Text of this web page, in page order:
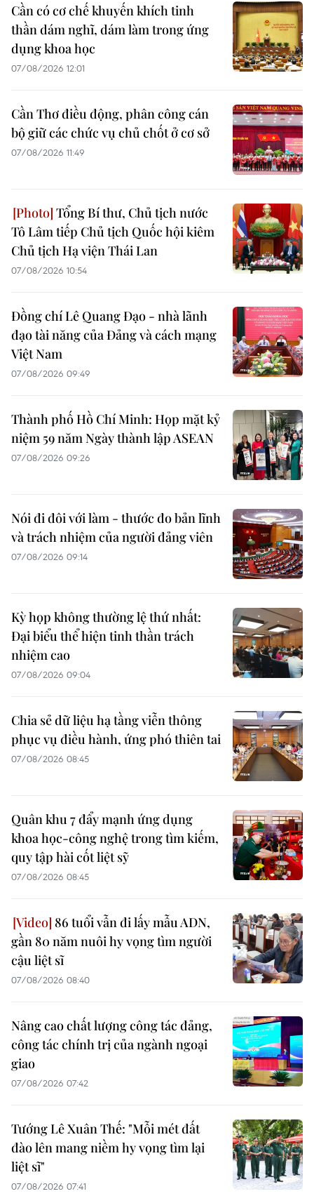
Cần có cơ chế khuyến khích tinh
thần dám nghĩ, dám làm trong ứng
dụng khoa học
07/08/2026 12:01
Cần Thơ điều động, phân công cán
bộ giữ các chức vụ chủ chốt ở cơ sở
07/08/2026 11:49
Tổng Bí thư, Chủ tịch nước
Tô Lâm tiếp Chủ tịch Quốc hội kiêm
Chủ tịch Hạ viện Thái Lan
07/08/2026 10:54
Đồng chí Lê Quang Đạo - nhà lãnh
đạo tài năng của Đảng và cách mạng
Việt Nam
07/08/2026 09:49
Thành phố Hồ Chí Minh: Họp mặt kỷ
niệm 59 năm Ngày thành lập ASEAN
07/08/2026 09:26
Nói đi đôi với làm - thước đo bản lĩnh
và trách nhiệm của người đảng viên
07/08/2026 09:14
Kỳ họp không thường lệ thứ nhất:
Đại biểu thể hiện tinh thần trách
nhiệm cao
07/08/2026 09:04
Chia sẻ dữ liệu hạ tầng viễn thông
phục vụ điều hành, ứng phó thiên tai
07/08/2026 08:45
Quân khu 7 đẩy mạnh ứng dụng
khoa học-công nghệ trong tìm kiếm,
quy tập hài cốt liệt sỹ
07/08/2026 08:45
86 tuổi vẫn đi lấy mẫu ADN,
gần 80 năm nuôi hy vọng tìm người
cậu liệt sĩ
07/08/2026 08:40
Nâng cao chất lượng công tác đảng,
công tác chính trị của ngành ngoại
giao
07/08/2026 07:42
Tướng Lê Xuân Thế: "Mỗi mét đất
đào lên mang niềm hy vọng tìm lại
liệt sĩ"
07/08/2026 07:41